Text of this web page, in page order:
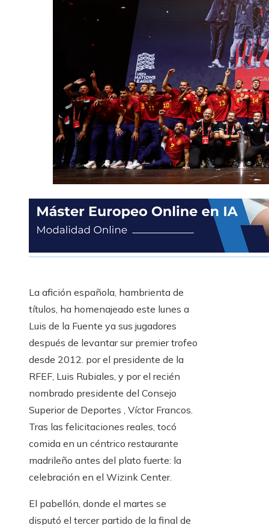
La afición española, hambrienta de
títulos, ha homenajeado este lunes a
Luis de la Fuente ya sus jugadores
después de levantar sur premier trofeo
desde 2012. por el presidente de la
RFEF, Luis Rubiales, y por el recién
nombrado presidente del Consejo
Superior de Deportes , Víctor Francos.
Tras las felicitaciones reales, tocó
comida en un céntrico restaurante
madrileño antes del plato fuerte: la
celebración en el Wizink Center.
El pabellón, donde el martes se
disputó el tercer partido de la final de